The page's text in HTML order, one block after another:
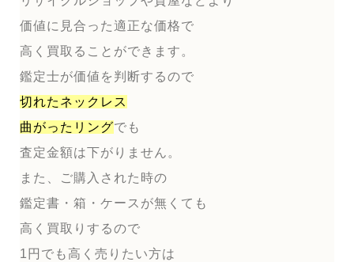
価値に見合った適正な価格で
高く買取ることができます。
鑑定士が価値を判断するので
切れたネックレス
曲がったリングでも
査定金額は下がりません。
また、ご購入された時の
鑑定書・箱・ケースが無くても
高く買取りするので
1円でも高く売りたい方は